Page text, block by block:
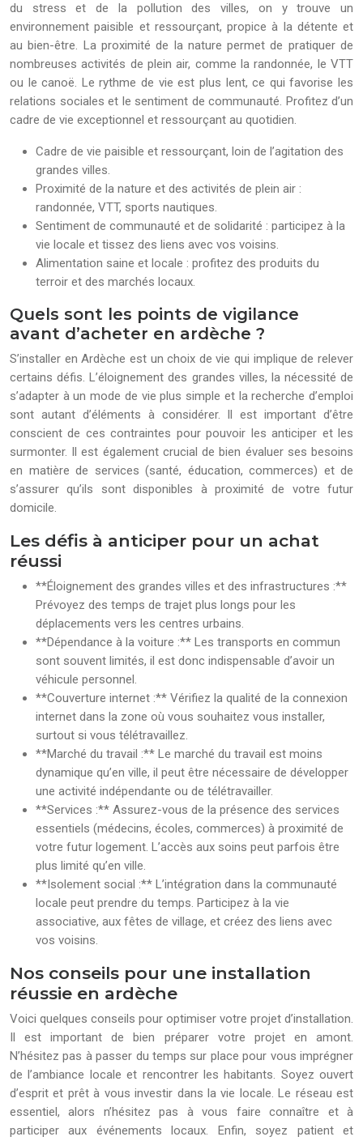
du stress et de la pollution des villes, on y trouve un
environnement paisible et ressourçant, propice à la détente et
au bien-être. La proximité de la nature permet de pratiquer de
nombreuses activités de plein air, comme la randonnée, le VTT
ou le canoë. Le rythme de vie est plus lent, ce qui favorise les
relations sociales et le sentiment de communauté. Profitez d’un
cadre de vie exceptionnel et ressourçant au quotidien.
Cadre de vie paisible et ressourçant, loin de l’agitation des
grandes villes.
Proximité de la nature et des activités de plein air :
randonnée, VTT, sports nautiques.
Sentiment de communauté et de solidarité : participez à la
vie locale et tissez des liens avec vos voisins.
Alimentation saine et locale : profitez des produits du
terroir et des marchés locaux.
Quels sont les points de vigilance
avant d’acheter en ardèche ?
S’installer en Ardèche est un choix de vie qui implique de relever
certains défis. L’éloignement des grandes villes, la nécessité de
s’adapter à un mode de vie plus simple et la recherche d’emploi
sont autant d’éléments à considérer. Il est important d’être
conscient de ces contraintes pour pouvoir les anticiper et les
surmonter. Il est également crucial de bien évaluer ses besoins
en matière de services (santé, éducation, commerces) et de
s’assurer qu’ils sont disponibles à proximité de votre futur
domicile.
Les défis à anticiper pour un achat
réussi
**Éloignement des grandes villes et des infrastructures :**
Prévoyez des temps de trajet plus longs pour les
déplacements vers les centres urbains.
**Dépendance à la voiture :** Les transports en commun
sont souvent limités, il est donc indispensable d’avoir un
véhicule personnel.
**Couverture internet :** Vérifiez la qualité de la connexion
internet dans la zone où vous souhaitez vous installer,
surtout si vous télétravaillez.
**Marché du travail :** Le marché du travail est moins
dynamique qu’en ville, il peut être nécessaire de développer
une activité indépendante ou de télétravailler.
**Services :** Assurez-vous de la présence des services
essentiels (médecins, écoles, commerces) à proximité de
votre futur logement. L’accès aux soins peut parfois être
plus limité qu’en ville.
**Isolement social :** L’intégration dans la communauté
locale peut prendre du temps. Participez à la vie
associative, aux fêtes de village, et créez des liens avec
vos voisins.
Nos conseils pour une installation
réussie en ardèche
Voici quelques conseils pour optimiser votre projet d’installation.
Il est important de bien préparer votre projet en amont.
N’hésitez pas à passer du temps sur place pour vous imprégner
de l’ambiance locale et rencontrer les habitants. Soyez ouvert
d’esprit et prêt à vous investir dans la vie locale. Le réseau est
essentiel, alors n’hésitez pas à vous faire connaître et à
participer aux événements locaux. Enfin, soyez patient et